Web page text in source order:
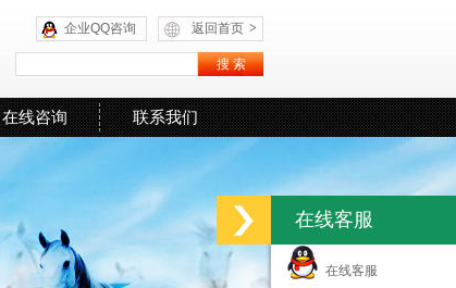
返回首页 >
企业QQ咨询
在线咨询 联系我们
在线客服
在线客服